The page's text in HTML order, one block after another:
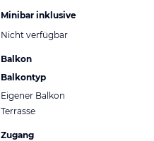
Minibar inklusive
Nicht verfügbar
Balkon
Balkontyp
Eigener Balkon
Terrasse
Zugang